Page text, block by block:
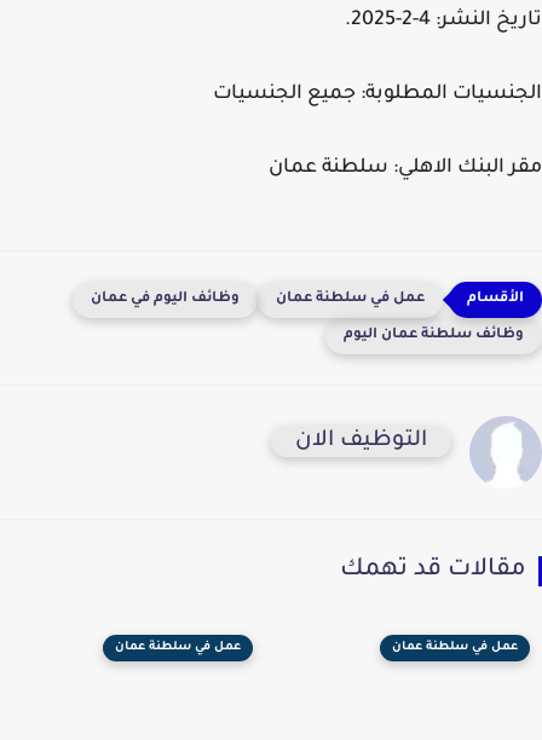
تاريخ النشر:
الجنسيات المطلوبة: جميع الجنسيات
مقر البنك الاهلي: سلطنة عمان
عمل في سلطنة عمان وظائف اليوم في عمان
وظائف سلطنة عمان اليوم
التوظيف الان
مقالات قد تهمك
عمل في سلطنة عمان عمل في سلطنة عمان